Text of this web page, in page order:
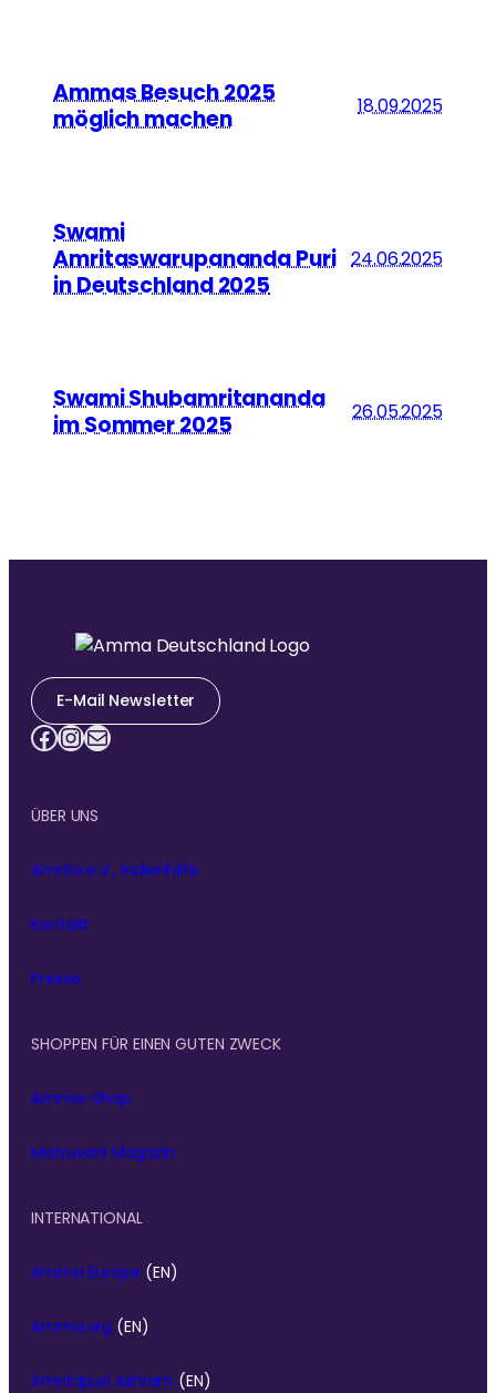
Ammas Besuch 2025
möglich machen
18.09.2025
Swami
Amritaswarupananda Puri
in Deutschland 2025
24.06.2025
Swami Shubamritananda
im Sommer 2025
26.05.2025
E-Mail Newsletter
Facebook InstagramE-Mail
ÜBER UNS
Amrita e.V., Indienhilfe
Kontakt
Presse
SHOPPEN FÜR EINEN GUTEN ZWECK
Amma-Shop
Matruvani Magazin
INTERNATIONAL
Amma Europe (EN)
Amma.org (EN)
Amritapuri Ashram (EN)